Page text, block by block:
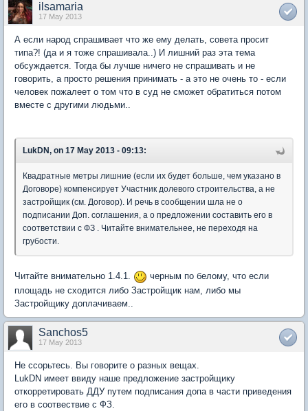
ilsamaria
17 May 2013
А если народ спрашивает что же ему делать, совета просит
типа?! (да и я тоже спрашивала..) И лишний раз эта тема
обсуждается. Тогда бы лучше ничего не спрашивать и не
говорить, а просто решения принимать - а это не очень то - если
человек пожалеет о том что в суд не сможет обратиться потом
вместе с другими людьми..
LukDN, on 17 May 2013 - 09:13:
Квадратные метры лишние (если их будет больше, чем указано в
Договоре) компенсирует Участник долевого строительства, а не
застройщик (см. Договор). И речь в сообщении шла не о
подписании Доп. соглашения, а о предложении составить его в
соответствии с ФЗ . Читайте внимательнее, не переходя на
грубости.
Читайте внимательно 1.4.1.
черным по белому, что если
площадь не сходится либо Застройщик нам, либо мы
Застройщику доплачиваем..
Sanchos5
17 May 2013
Не ссорьтесь. Вы говорите о разных вещах.
LukDN имеет ввиду наше предложение застройщику
откорретировать ДДУ путем подписания допа в части приведения
его в соотвествие с ФЗ.